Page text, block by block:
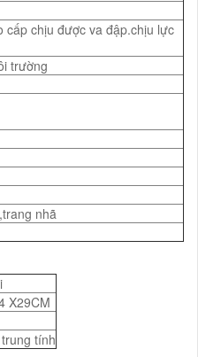
cấp chịu được va đập.chịu lực
trường
nhã
X29CM
tính